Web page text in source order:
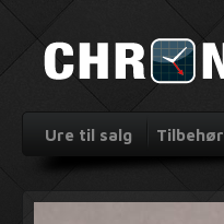
Ure til salg Tilbehør